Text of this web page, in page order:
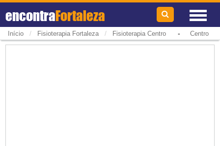
encontraFortaleza
Início / Fisioterapia Fortaleza / Fisioterapia Centro- Centro